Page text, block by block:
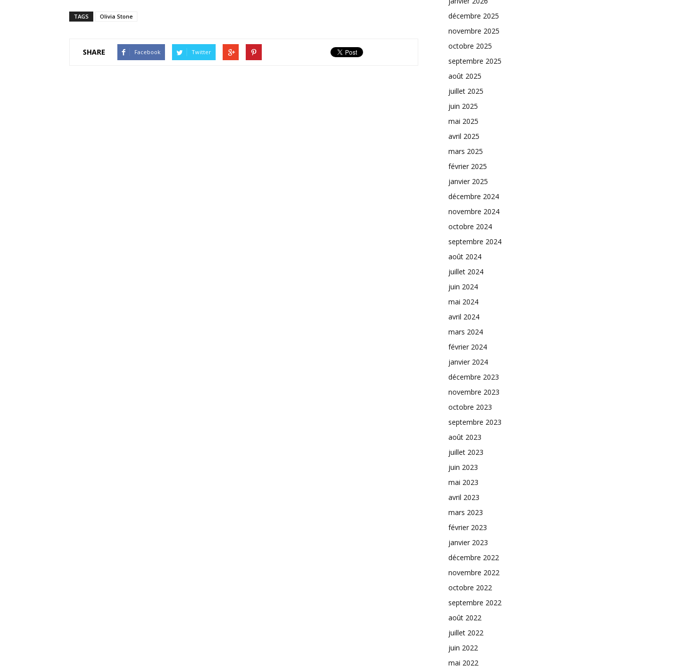
TAGS Olivia Stone
SHARE Facebook Twitter
décembre 2025
novembre 2025
octobre 2025
septembre 2025
août 2025
juillet 2025
juin 2025
mai 2025
avril 2025
mars 2025
février 2025
janvier 2025
décembre 2024
novembre 2024
octobre 2024
septembre 2024
août 2024
juillet 2024
juin 2024
mai 2024
avril 2024
mars 2024
février 2024
janvier 2024
décembre 2023
novembre 2023
octobre 2023
septembre 2023
août 2023
juillet 2023
juin 2023
mai 2023
avril 2023
mars 2023
février 2023
janvier 2023
décembre 2022
novembre 2022
octobre 2022
septembre 2022
août 2022
juillet 2022
juin 2022
mai 2022